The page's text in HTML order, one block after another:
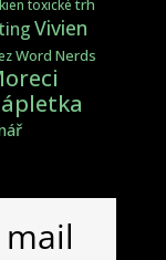
toxické trh
Vivien
Word Nerds